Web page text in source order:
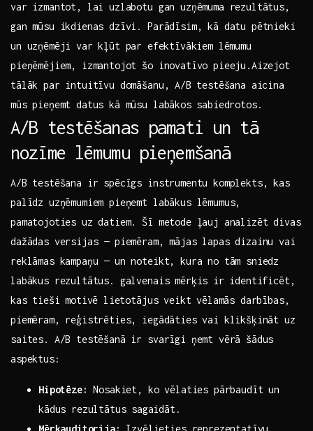
var izmantot, lai uzlabotu gan uzņēmuma ‌rezultātus,
gan mūsu ‌ikdienas‍ dzīvi. Parādīsim, kā datu pētnieki
un uzņēmēji var kļūt​ par ⁤efektīvākiem lēmumu
pieņēmējiem, izmantojot šo inovatīvo pieeju.Aizejot
tālāk par intuitīvu domāšanu, ⁢A/B testēšana aicina⁤
mūs pieņemt datus kā mūsu​ labākos ⁢sabiedrotos.
A/B testēšanas pamati un tā
nozīme lēmumu pieņemšanā
A/B testēšana ir spēcīgs instrumentu komplekts, kas
palīdz uzņēmumiem pieņemt labākus lēmumus,
pamatojoties uz datiem. Šī metode ļauj analizēt divas
​dažādas versijas — piemēram, mājas lapas dizainu vai‍
reklāmas kampaņu — un noteikt, kura ​no tām sniedz
labākus rezultātus. galvenais ‌mērķis ir⁢ identificēt,
kas tieši ⁣motivē⁤ lietotājus veikt vēlamās darbības,
piemēram, reģistrēties, iegādāties vai klikšķināt uz
saites. A/B testēšanā ir svarīgi ņemt vērā šādus
aspektus:
Hipotēze: Nosakiet, ko vēlaties pārbaudīt un
kādus rezultātus ⁤sagaidāt.